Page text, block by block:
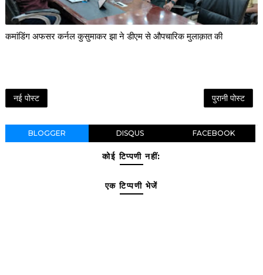
कमांडिंग अफसर कर्नल कुसुमाकर झा ने डीएम से औपचारिक मुलाक़ात की
नई पोस्ट पुरानी पोस्ट
BLOGGER DISQUS FACEBOOK
कोई टिप्पणी नहीं:
एक टिप्पणी भेजें